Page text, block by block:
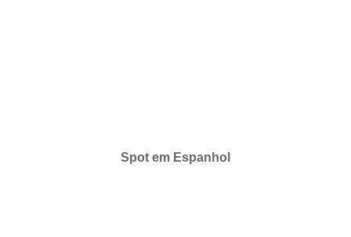
Spot em Espanhol